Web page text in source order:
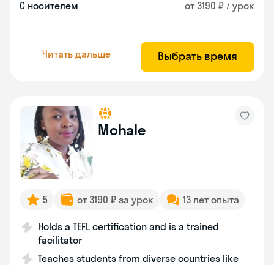
С носителем от 3190 ₽ / урок
Читать дальше Выбрать время
Mohale
5 от 3190 ₽ за урок 13 лет опыта
Holds a TEFL certification and is a trained
facilitator
Teaches students from diverse countries like